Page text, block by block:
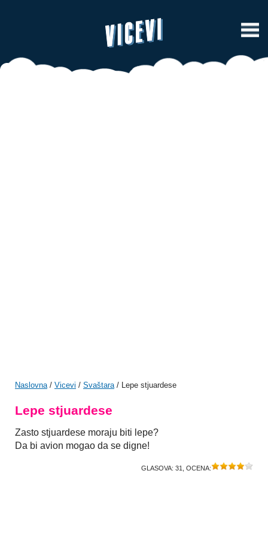
Naslovna/ Vicevi / Svaštara/ Lepe stjuardese
Lepe stjuardese
Zasto stjuardese moraju biti lepe?
Da bi avion mogao da se digne!
GLASOVA: 31 , OCENA: